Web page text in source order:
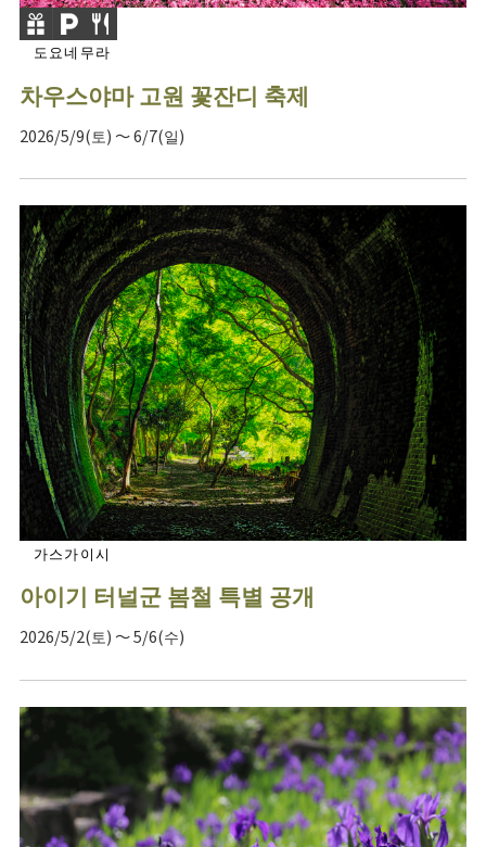
도요네무라
차우스야마 고원 꽃잔디 축제
2026/5/9(토) ～ 6/7(일)
가스가이시
아이기 터널군 봄철 특별 공개
2026/5/2(토) ～ 5/6(수)